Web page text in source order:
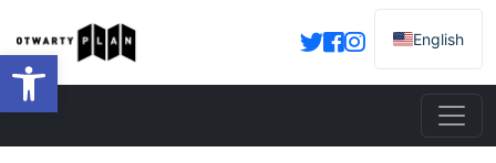
Otwórz pasek narzędzi
English